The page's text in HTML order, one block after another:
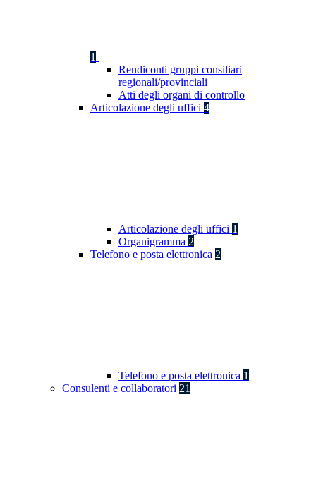
1
Rendiconti gruppi consiliari
regionali/provinciali
Atti degli organi di controllo
Articolazione degli uffici 4
Articolazione degli uffici 1
Organigramma 2
Telefono e posta elettronica 2
Telefono e posta elettronica 1
Consulenti e collaboratori 21